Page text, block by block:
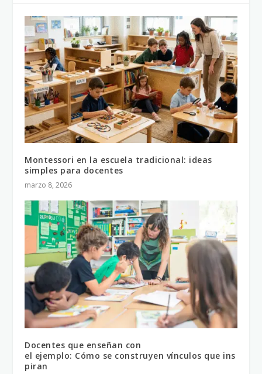
Montessori en la escuela tradicional: ideas
simples para docentes
marzo 8, 2026
Docentes que enseñan con
el ejemplo: Cómo se construyen vínculos que ins
piran